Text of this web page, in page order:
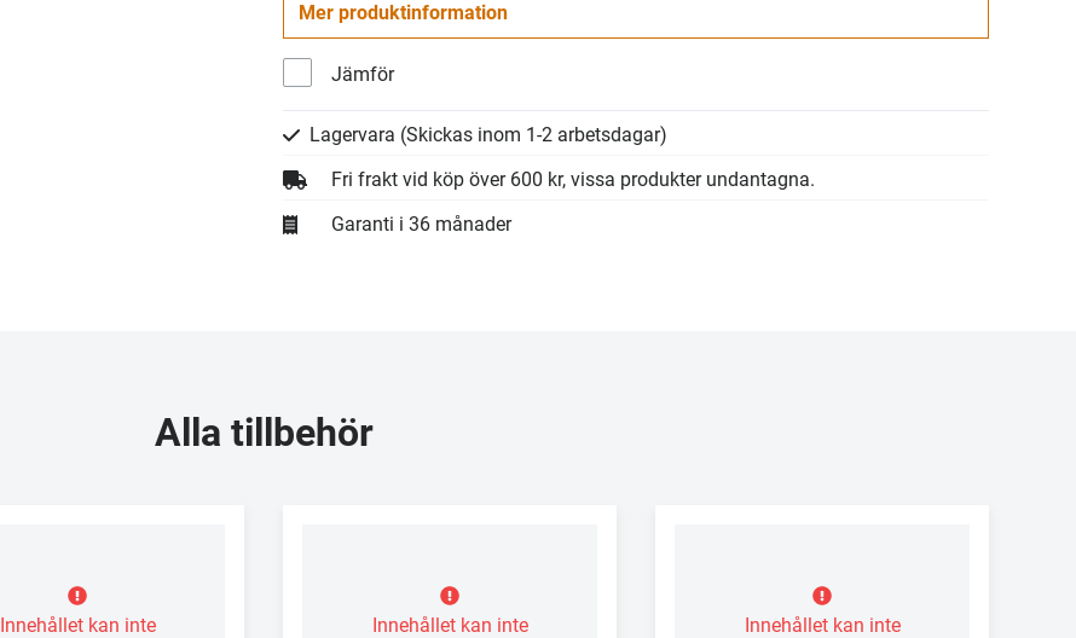
Mer produktinformation
Jämför
Lagervara (Skickas inom 1-2 arbetsdagar)
Fri frakt vid köp över 600 kr, vissa produkter undantagna.
Garanti i 36 månader
Alla tillbehör
Innehållet kan inte
Innehållet kan inte
Innehållet kan inte